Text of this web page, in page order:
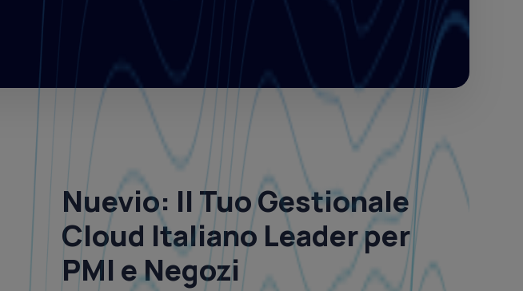
Nuevio: Il Tuo Gestionale
Cloud Italiano Leader per
PMI e Negozi